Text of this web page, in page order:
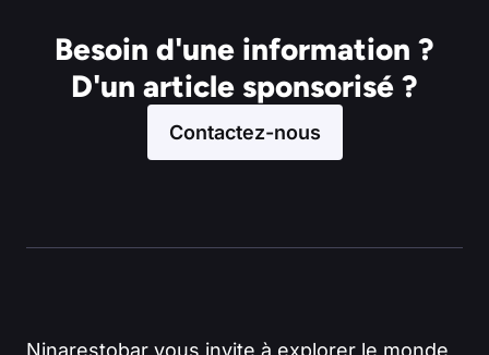
Besoin d'une information ?
D'un article sponsorisé ?
Contactez-nous